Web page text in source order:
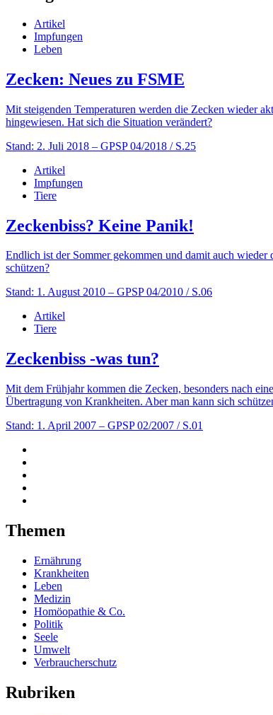
Artikel
Impfungen
Leben
Zecken: Neues zu FSME
Mit steigenden Temperaturen werden die Zecken wieder
hingewiesen. Hat sich die Situation verändert?
Stand: 2. Juli 2018 – GPSP 04/2018 / S.25
Artikel
Impfungen
Tiere
Zeckenbiss? Keine Panik!
Endlich ist der Sommer gekommen und damit auch
schützen?
Stand: 1. August 2010 – GPSP 04/2010 / S.06
Artikel
Tiere
Zeckenbiss -was tun?
Mit dem Frühjahr kommen die Zecken, besonders nach
Übertragung von Krankheiten. Aber man kann sich
Stand: 1. April 2007 – GPSP 02/2007 / S.01
Themen
Ernährung
Krankheiten
Leben
Medizin
Homöopathie & Co.
Politik
Seele
Umwelt
Verbraucherschutz
Rubriken